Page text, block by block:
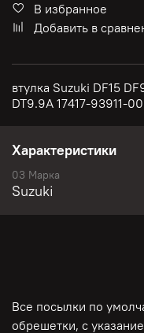
В избранное
Добавить в
втулка Suzuki DF15
DT9.9A 17417-93911-
Характеристики
03 Марка
Suzuki
Все посылки по
обрешетки, с